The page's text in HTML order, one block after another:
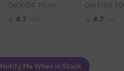
Gel KIDS 70 ml
4.7
Gel KIDS
4.7
Notify Me When in Stock